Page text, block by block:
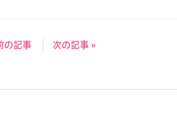
の記事 次の記事 »